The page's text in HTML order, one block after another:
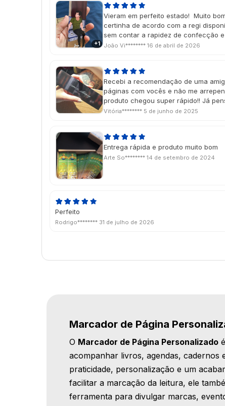
+1
Vieram em perfeito estado! Muito
certinha de acordo com a regi
sem contar a rapidez de confecção
João Vi******** 16 de abril de 2026
Recebi a recomendação de uma
páginas com vocês e não me
produto chegou super rápido!! Já
Vitória******** 5 de junho de 2025
Entrega rápida e produto muito bom
Arte So******** 14 de setembro de 2024
Perfeito
Rodrigo******** 31 de julho de 2026
Marcador de Página
O Marcador de Página Personalizado
acompanhar livros, agendas, cadernos
praticidade, personalização e um
facilitar a marcação da leitura, ele
ferramenta para divulgar marcas,